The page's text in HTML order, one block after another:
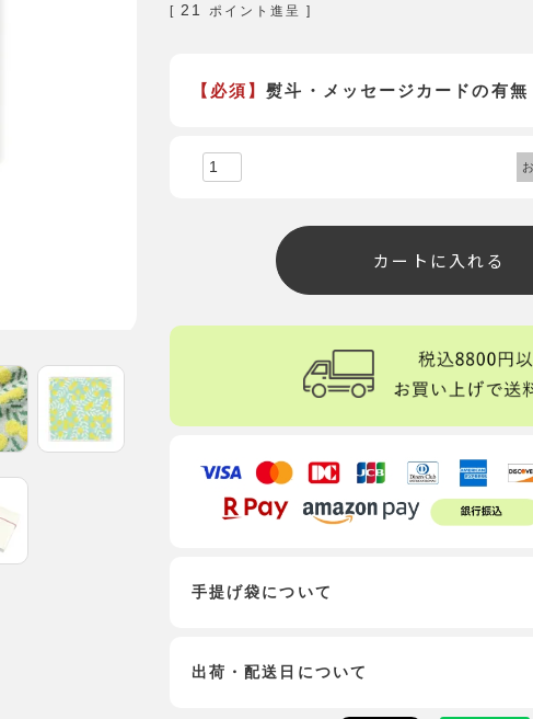
[ 21 ポイント進呈 ]
【必須】熨斗・メッセージカードの有無
カートに入れる
手提げ袋について
出荷・配送日について